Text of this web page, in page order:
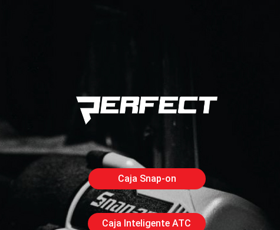
Caja Snap-on
Caja Inteligente ATC